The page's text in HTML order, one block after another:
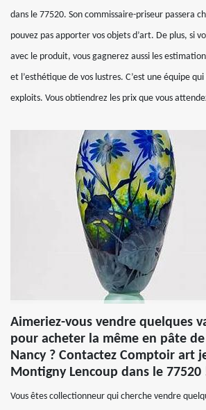
dans le 77520. Son commissaire-priseur passera
pouvez pas apporter vos objets d’art. De plus, si
avec le produit, vous gagnerez aussi les
et l’esthétique de vos lustres. C’est une équipe
exploits. Vous obtiendrez les prix que vous
Aimeriez-vous vendre quelques
pour acheter la même en pâte
Nancy ? Contactez Comptoir art
Montigny Lencoup dans le 77520
Vous êtes collectionneur qui cherche vendre